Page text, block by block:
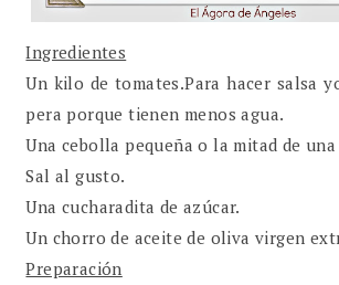
Ingredientes
Un kilo de tomates.Para hacer salsa
pera porque tienen menos agua.
Una cebolla pequeña o la mitad de una
Sal al gusto.
Una cucharadita de azúcar.
Un chorro de aceite de oliva virgen
Preparación